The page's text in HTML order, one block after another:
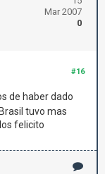
Mar 2007
0
#16
de haber dado
tuvo mas
felicito